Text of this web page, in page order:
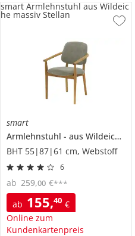
smart
Armlehnstuhl
aus Wildeiche massiv
BHT 55|87|61 cm, Webstoff
6
ab 155,40 €
Online zum
Kundenkartenpreis
ab 259,00 €***
smart Armlehnstuhl aus Wildeic
he massiv Stellan